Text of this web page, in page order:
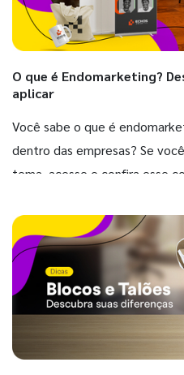
O que é Endomarketing?
aplicar
Você sabe o que é
dentro das empresas? Se
tema, acesse e confira esse